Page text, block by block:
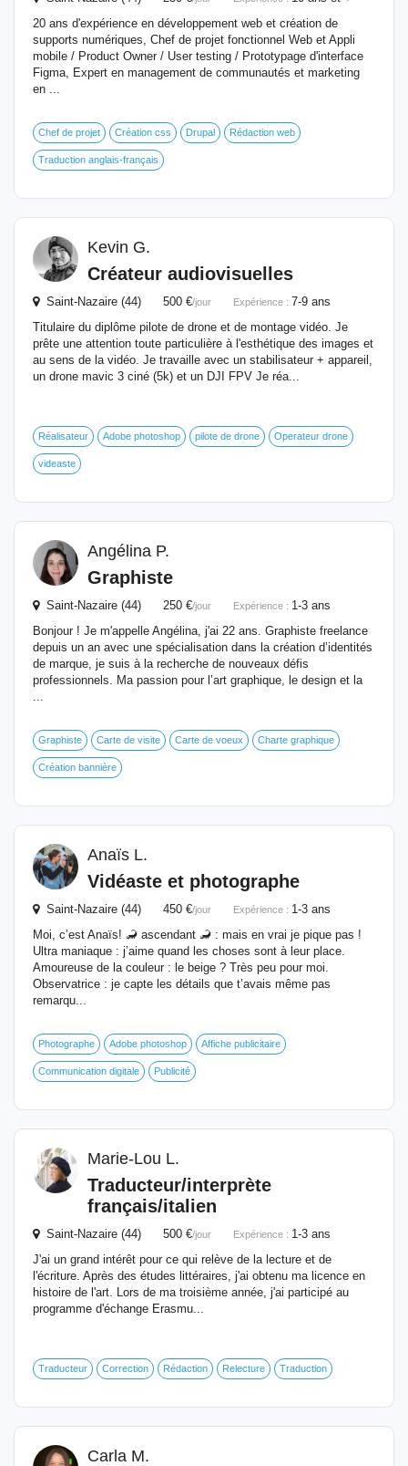
20 ans d'expérience en développement web et création de
supports numériques, Chef de projet fonctionnel Web et Appli
mobile / Product Owner / User testing / Prototypage d'interface
Figma, Expert en management de communautés et marketing
en ...
Chef de projet Création css Drupal Rédaction web
Traduction anglais-français
Kevin G.
Créateur audiovisuelles
Saint-Nazaire (44) 500 €/jour Expérience : 7-9 ans
Titulaire du diplôme pilote de drone et de montage vidéo. Je
prête une attention toute particulière à l'esthétique des images et
au sens de la vidéo. Je travaille avec un stabilisateur + appareil,
un drone mavic 3 ciné (5k) et un DJI FPV Je réa...
Réalisateur Adobe photoshop pilote de drone Operateur drone
videaste
Angélina P.
Graphiste
Saint-Nazaire (44) 250 €/jour Expérience : 1-3 ans
Bonjour ! Je m'appelle Angélina, j'ai 22 ans. Graphiste freelance
depuis un an avec une spécialisation dans la création d’identités
de marque, je suis à la recherche de nouveaux défis
professionnels. Ma passion pour l’art graphique, le design et la
...
Graphiste Carte de visite Carte de voeux Charte graphique
Création bannière
Anaïs L.
Vidéaste et photographe
Saint-Nazaire (44) 450 €/jour Expérience : 1-3 ans
Moi, c’est Anaïs! 🦂 ascendant 🦂 : mais en vrai je pique pas !
Ultra maniaque : j’aime quand les choses sont à leur place.
Amoureuse de la couleur : le beige ? Très peu pour moi.
Observatrice : je capte les détails que t’avais même pas
remarqu...
Photographe Adobe photoshop Affiche publicitaire
Communication digitale Publicité
Marie-Lou L.
Traducteur/interprète
français/italien
Saint-Nazaire (44) 500 €/jour Expérience : 1-3 ans
J'ai un grand intérêt pour ce qui relève de la lecture et de
l'écriture. Après des études littéraires, j'ai obtenu ma licence en
histoire de l'art. Lors de ma troisième année, j'ai participé au
programme d'échange Erasmu...
Traducteur Correction Rédaction Relecture Traduction
Carla M.